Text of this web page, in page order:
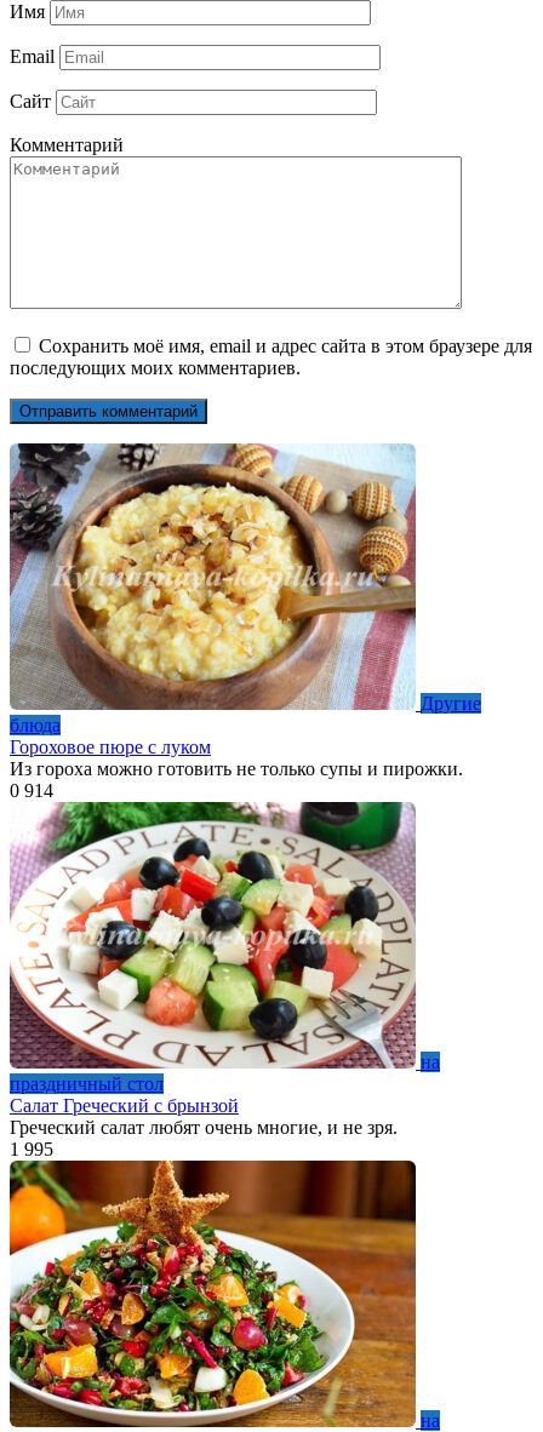
Имя
Email
Сайт
Комментарий
Сохранить моё имя, email и адрес сайта в этом браузере для
последующих моих комментариев.
Другие
блюда
Гороховое пюре с луком
Из гороха можно готовить не только супы и пирожки.
0 914
на
праздничный стол
Салат Греческий с брынзой
Греческий салат любят очень многие, и не зря.
1 995
на